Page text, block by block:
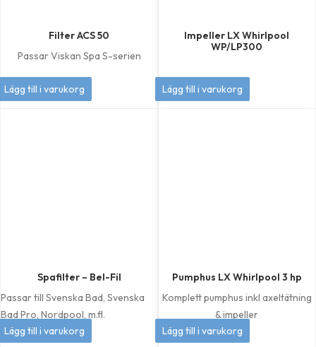
Filter ACS 50
Passar Viskan Spa S-serien
449kr
Lägg till i varukorg
Impeller LX Whirlpool
WP/LP300
349kr
Lägg till i varukorg
Spafilter – Bel-Fil
Passar till Svenska Bad, Svenska
Bad Pro, Nordpool, m.fl.
399kr
Lägg till i varukorg
Pumphus LX Whirlpool 3 hp
Komplett pumphus inkl axeltätning
& impeller
1 049kr
Lägg till i varukorg